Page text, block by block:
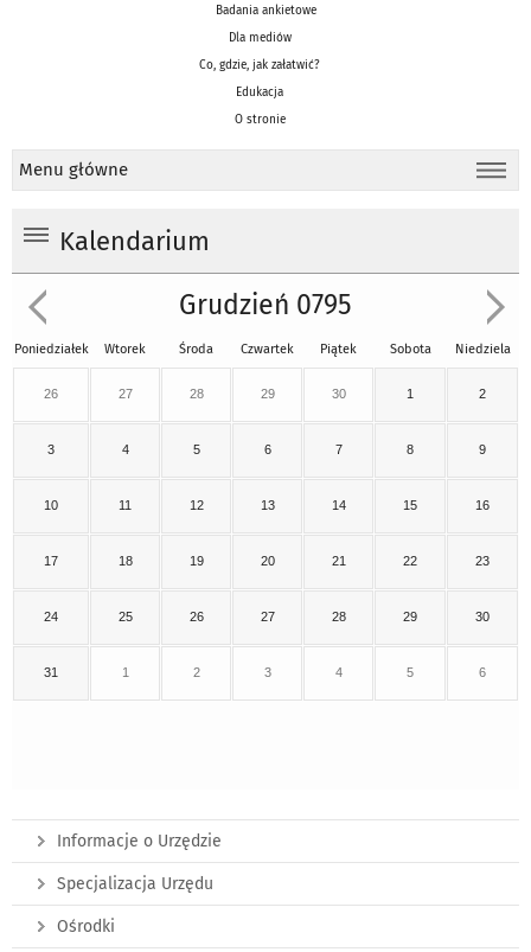
Badania ankietowe
Dla mediów
Co, gdzie, jak załatwić?
Edukacja
O stronie
Menu główne
Kalendarium
Grudzień 0795
Poniedziałek Wtorek Środa Czwartek Piątek Sobota Niedziela
26 27 28 29 30 1 2
3 4 5 6 7 8 9
10 11 12 13 14 15 16
17 18 19 20 21 22 23
24 25 26 27 28 29 30
31 1 2 3 4 5 6
Informacje o Urzędzie
Specjalizacja Urzędu
Ośrodki